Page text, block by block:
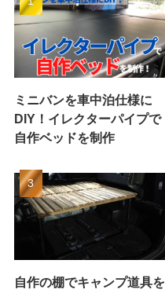
ミニバンを車中泊仕様に
DIY！イレクターパイプで
自作ベッドを制作
自作の棚でキャンプ道具を